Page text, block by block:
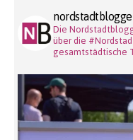
Die
über die
gesamtstädtische